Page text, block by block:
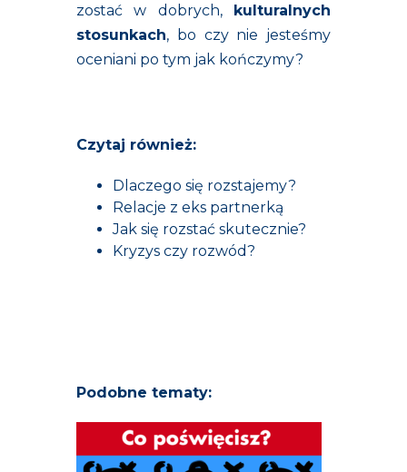
zostać w dobrych, kulturalnych
stosunkach, bo czy nie jesteśmy
oceniani po tym jak kończymy?
Czytaj również:
Dlaczego się rozstajemy?
Relacje z eks partnerką
Jak się rozstać skutecznie?
Kryzys czy rozwód?
Podobne tematy: